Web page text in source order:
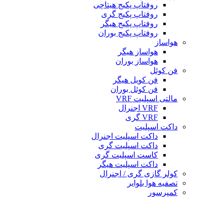
روفتاپ پکیج هیتاچی
روفتاپ پکیج گری
روفتاپ پکیج هیگر
روفتاپ پکیج بوران
هواساز
هواساز هیگر
هواساز بوران
فن کوئل
فن کویل هیگر
فن کوئل بوران
مالتی اسپلیت VRF
VRF اجنرال
VRF گری
داکت اسپلیت
داکت اسپلیت اجنرال
داکت اسپلیت گری
کاست اسپلیت گری
داکت اسپلیت هیگر
کولر گازی گری / اجنرال
تصفیه هوا بلوایر
کمپرسور